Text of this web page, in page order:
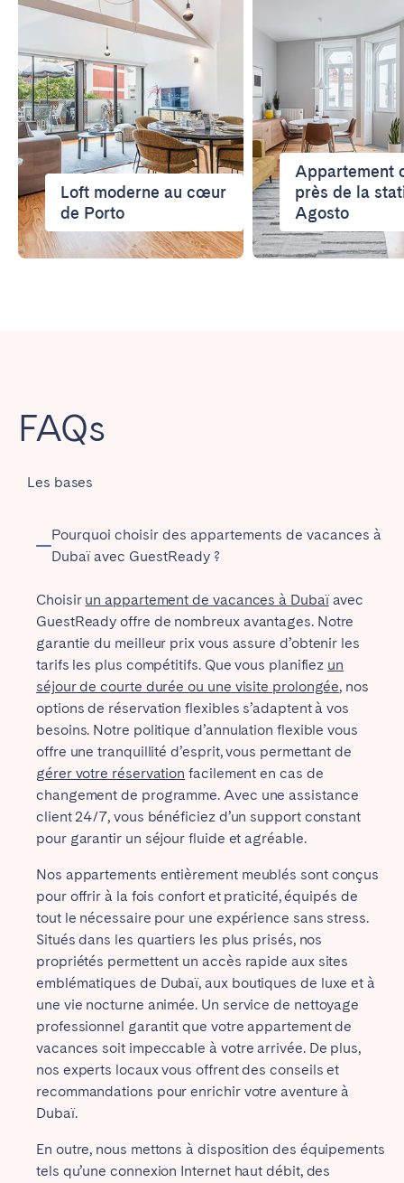
Loft moderne au cœur
de Porto
Appartement
près de la
Agosto
FAQs
Les bases
Pourquoi choisir des appartements de vacances à
Dubaï avec GuestReady ?
Choisir un appartement de vacances à Dubaïavec
GuestReady offre de nombreux avantages. Notre
garantie du meilleur prix vous assure d’obtenir les
tarifs les plus compétitifs. Que vous planifiez un
séjour de courte durée ou une visite prolongée, nos
options de réservation flexibles s’adaptent à vos
besoins. Notre politique d’annulation flexible vous
offre une tranquillité d’esprit, vous permettant de
gérer votre réservation facilement en cas de
changement de programme. Avec une assistance
client 24/7, vous bénéficiez d’un support constant
pour garantir un séjour fluide et agréable.
Nos appartements entièrement meublés sont conçus
pour offrir à la fois confort et praticité, équipés de
tout le nécessaire pour une expérience sans stress.
Situés dans les quartiers les plus prisés, nos
propriétés permettent un accès rapide aux sites
emblématiques de Dubaï, aux boutiques de luxe et à
une vie nocturne animée. Un service de nettoyage
professionnel garantit que votre appartement de
vacances soit impeccable à votre arrivée. De plus,
nos experts locaux vous offrent des conseils et
recommandations pour enrichir votre aventure à
Dubaï.
En outre, nous mettons à disposition des équipements
tels qu’une connexion Internet haut débit, des